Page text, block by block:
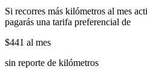
Si recorres más kilómetros al mes
pagarás una tarifa preferencial de
$441 al mes
sin reporte de kilómetros